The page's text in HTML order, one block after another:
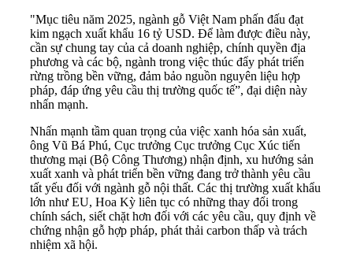
"Mục tiêu năm 2025, ngành gỗ Việt Nam phấn đấu đạt
kim ngạch xuất khẩu 16 tỷ USD. Để làm được điều này,
cần sự chung tay của cả doanh nghiệp, chính quyền địa
phương và các bộ, ngành trong việc thúc đẩy phát triển
rừng trồng bền vững, đảm bảo nguồn nguyên liệu hợp
pháp, đáp ứng yêu cầu thị trường quốc tế”, đại diện này
nhấn mạnh.
Nhấn mạnh tầm quan trọng của việc xanh hóa sản xuất,
ông Vũ Bá Phú, Cục trưởng Cục trưởng Cục Xúc tiến
thương mại (Bộ Công Thương) nhận định, xu hướng sản
xuất xanh và phát triển bền vững đang trở thành yêu cầu
tất yếu đối với ngành gỗ nội thất. Các thị trường xuất khẩu
lớn như EU, Hoa Kỳ liên tục có những thay đổi trong
chính sách, siết chặt hơn đối với các yêu cầu, quy định về
chứng nhận gỗ hợp pháp, phát thải carbon thấp và trách
nhiệm xã hội.